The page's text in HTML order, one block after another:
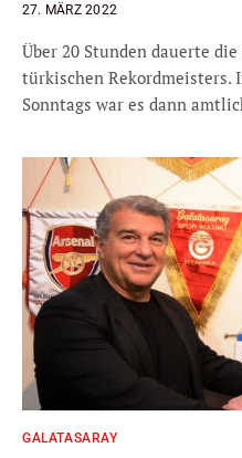
27. MÄRZ 2022
Über 20 Stunden dauerte
türkischen Rekordmeisters.
Sonntags war es dann
GALATASARAY